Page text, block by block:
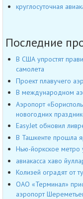
круглосуточная
Последние
В США упростят
самолета
Проект плавучего
В международном
Аэропорт
новогодних
EasyJet обновил
В Ташкенте прошла
Нью-йоркское метро
авиакасса хаво
Колизей оградят от
ОАО «Терминал»
аэропорт